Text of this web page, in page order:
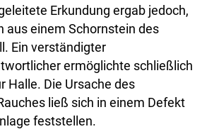
Erkundung ergab jedoch,
aus einem Schornstein des
Ein verständigter
ermöglichte schließlich
Halle. Die Ursache des
ließ sich in einem Defekt
feststellen.